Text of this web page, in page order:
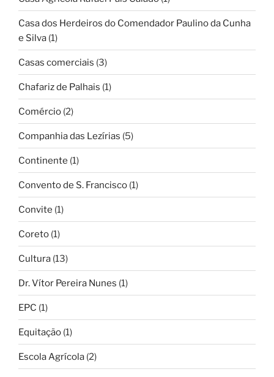
Casa dos Herdeiros do Comendador Paulino da Cunha
e Silva (1)
Casas comerciais (3)
Chafariz de Palhais (1)
Comércio (2)
Companhia das Lezírias (5)
Continente (1)
Convento de S. Francisco (1)
Convite (1)
Coreto (1)
Cultura (13)
Dr. Vítor Pereira Nunes (1)
EPC (1)
Equitação (1)
Escola Agrícola (2)